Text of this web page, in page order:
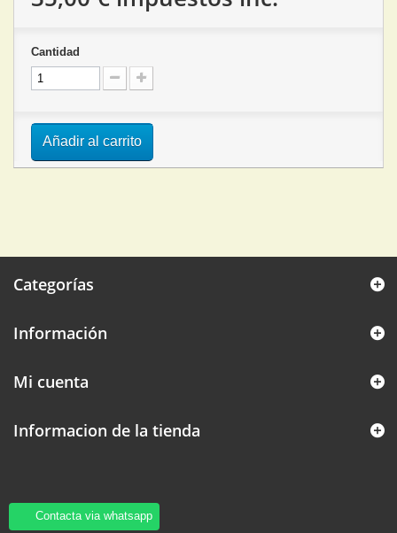
Contacta via whatsapp
Cantidad
Añadir al carrito
Categorías
Información
Mi cuenta
Informacion de la tienda